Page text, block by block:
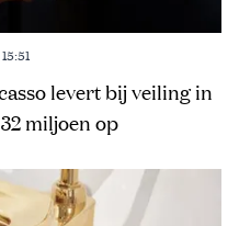
levert bij veiling in
miljoen op